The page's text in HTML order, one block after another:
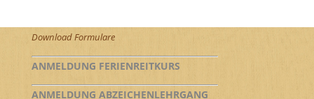
Download Formulare
ANMELDUNG FERIENREITKURS
ANMELDUNG ABZEICHENLEHRGANG